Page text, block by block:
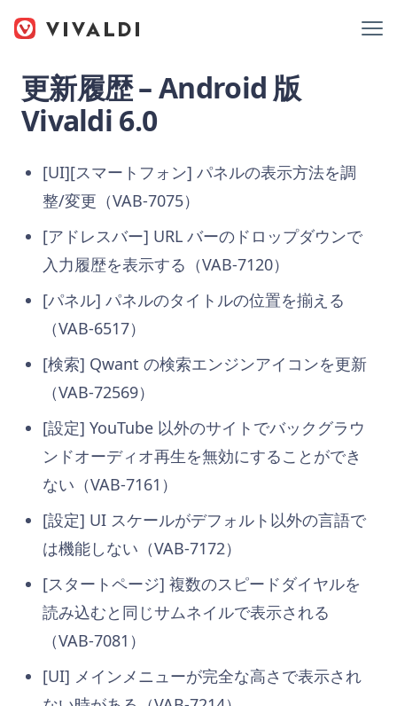
更新履歴 – Android 版
Vivaldi 6.0
[UI][スマートフォン] パネルの表示方法を調
整/変更（VAB-7075）
[アドレスバー] URL バーのドロップダウンで
入力履歴を表示する（VAB-7120）
[パネル] パネルのタイトルの位置を揃える
（VAB-6517）
[検索] Qwant の検索エンジンアイコンを更新
（VAB-72569）
[設定] YouTube 以外のサイトでバックグラウ
ンドオーディオ再生を無効にすることができ
ない（VAB-7161）
[設定] UI スケールがデフォルト以外の言語で
は機能しない（VAB-7172）
[スタートページ] 複数のスピードダイヤルを
読み込むと同じサムネイルで表示される
（VAB-7081）
[UI] メインメニューが完全な高さで表示され